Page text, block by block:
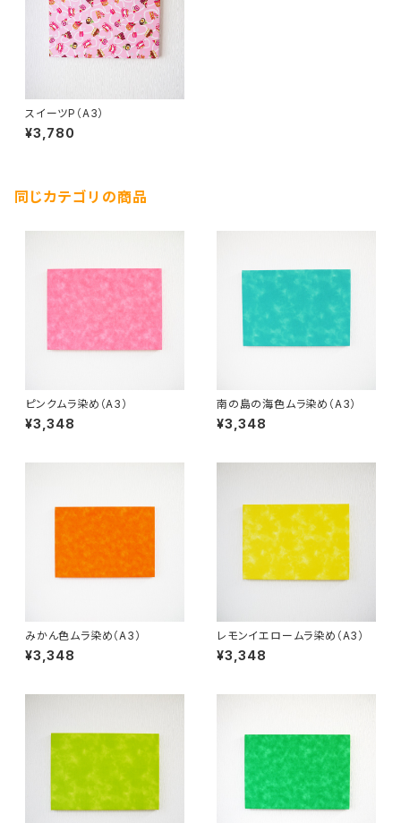
スイーツP（A3）
¥3,780
同じカテゴリの商品
ピンクムラ染め（A3）
¥3,348
南の島の海色ムラ染め（A3）
¥3,348
みかん色ムラ染め（A3）
¥3,348
レモンイエロームラ染め（A3）
¥3,348